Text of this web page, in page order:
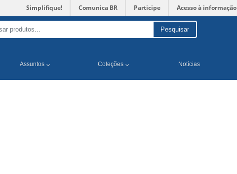
Simplifique! Comunica BR Participe Acesso à informação
Pesquisar
Assuntos Coleções Notícias